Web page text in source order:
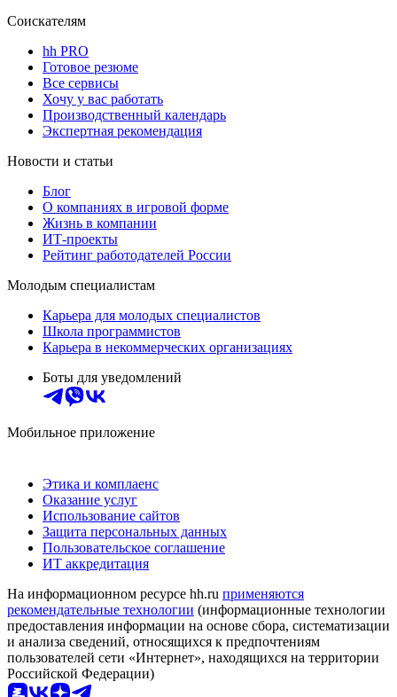
Соискателям
hh PRO
Готовое резюме
Все сервисы
Хочу у вас работать
Производственный календарь
Экспертная рекомендация
Новости и статьи
Блог
О компаниях в игровой форме
Жизнь в компании
ИТ-проекты
Рейтинг работодателей России
Молодым специалистам
Карьера для молодых специалистов
Школа программистов
Карьера в некоммерческих организациях
Боты для уведомлений
Мобильное приложение
Этика и комплаенс
Оказание услуг
Использование сайтов
Защита персональных данных
Пользовательское соглашение
ИТ аккредитация
На информационном ресурсе hh.ru применяются
рекомендательные технологии (информационные технологии
предоставления информации на основе сбора, систематизации
и анализа сведений, относящихся к предпочтениям
пользователей сети «Интернет», находящихся на территории
Российской Федерации)